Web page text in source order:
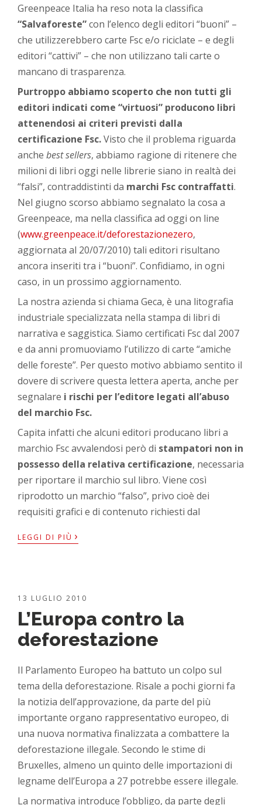
Greenpeace Italia ha reso nota la classifica
“Salvaforeste”con l’elenco degli editori “buoni” –
che utilizzerebbero carte Fsc e/o riciclate – e degli
editori “cattivi” – che non utilizzano tali carte o
mancano di trasparenza.
Purtroppo abbiamo scoperto che non tutti gli
editori indicati come “virtuosi” producono libri
attenendosi ai criteri previsti dalla
certificazione Fsc.Visto che il problema riguarda
anche best sellers, abbiamo ragione di ritenere che
milioni di libri oggi nelle librerie siano in realtà dei
“falsi”, contraddistinti da marchi Fsc contraffatti.
Nel giugno scorso abbiamo segnalato la cosa a
Greenpeace, ma nella classifica ad oggi on line
(www.greenpeace.it/deforestazionezero,
aggiornata al 20/07/2010) tali editori risultano
ancora inseriti tra i “buoni”. Confidiamo, in ogni
caso, in un prossimo aggiornamento.
La nostra azienda si chiama Geca, è una litografia
industriale specializzata nella stampa di libri di
narrativa e saggistica. Siamo certificati Fsc dal 2007
e da anni promuoviamo l’utilizzo di carte “amiche
delle foreste”. Per questo motivo abbiamo sentito il
dovere di scrivere questa lettera aperta, anche per
segnalare i rischi per l’editore legati all’abuso
del marchio Fsc.
Capita infatti che alcuni editori producano libri a
marchio Fsc avvalendosi però di stampatori non in
possesso della relativa certificazione, necessaria
per riportare il marchio sul libro. Viene così
riprodotto un marchio “falso”, privo cioè dei
requisiti grafici e di contenuto richiesti dal
LEGGI DI PIÙ ›
13 LUGLIO 2010
L’Europa contro la
deforestazione
Il Parlamento Europeo ha battuto un colpo sul
tema della deforestazione. Risale a pochi giorni fa
la notizia dell’approvazione, da parte del più
importante organo rappresentativo europeo, di
una nuova normativa finalizzata a combattere la
deforestazione illegale. Secondo le stime di
Bruxelles, almeno un quinto delle importazioni di
legname dell’Europa a 27 potrebbe essere illegale.
La normativa introduce l’obbligo, da parte degli